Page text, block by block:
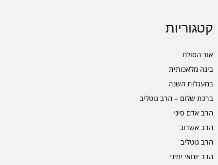
קטגוריות
אור הסולם
בינה מלאכותית
במעגלות השנה
ברכת שלום – הרב גוטליב
הרב אדם סיני
הרב אשרוב
הרב גוטליב
הרב יוחאי ימיני